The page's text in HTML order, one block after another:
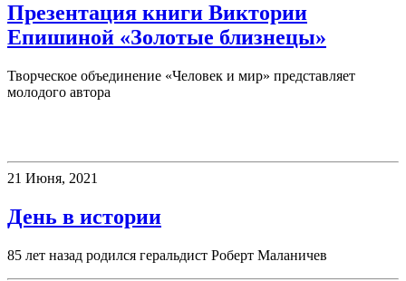
Презентация книги Виктории
Епишиной «Золотые близнецы»
Творческое объединение «Человек и мир» представляет
молодого автора
21 Июня, 2021
День в истории
85 лет назад родился геральдист Роберт Маланичев